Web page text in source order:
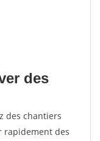
des
des chantiers
rapidement des